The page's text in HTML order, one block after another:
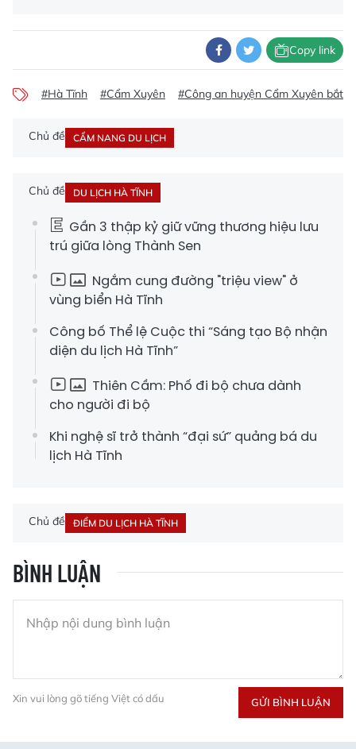
Copy link
#Hà Tĩnh #Cẩm Xuyên #Công an huyện Cẩm Xuyên bắt
Chủ đề CẨM NANG DU LỊCH
Chủ đề DU LỊCH HÀ TĨNH
Gần 3 thập kỷ giữ vững thương hiệu lưu
trú giữa lòng Thành Sen
Ngắm cung đường "triệu view" ở
vùng biển Hà Tĩnh
Công bố Thể lệ Cuộc thi “Sáng tạo Bộ nhận
diện du lịch Hà Tĩnh”
Thiên Cầm: Phố đi bộ chưa dành
cho người đi bộ
Khi nghệ sĩ trở thành “đại sứ” quảng bá du
lịch Hà Tĩnh
Chủ đề ĐIỂM DU LỊCH HÀ TĨNH
BÌNH LUẬN
Xin vui lòng gõ tiếng Việt có dấu GỬI BÌNH LUẬN